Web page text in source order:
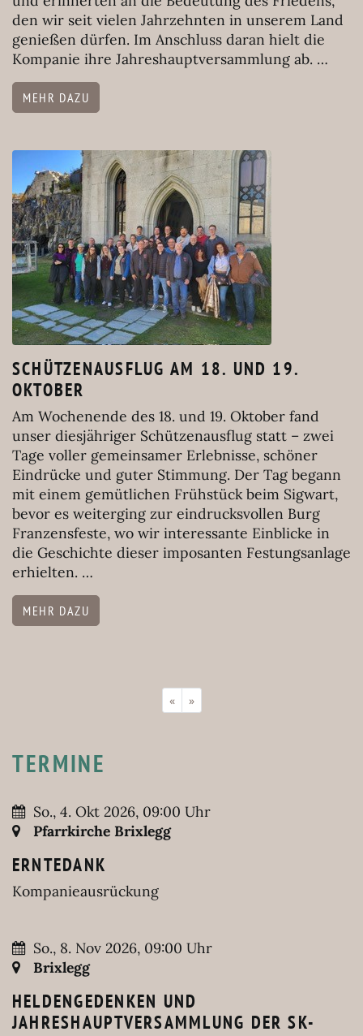
den wir seit vielen Jahrzehnten in unserem Land
genießen dürfen. Im Anschluss daran hielt die
Kompanie ihre Jahreshauptversammlung ab. …
MEHR DAZU
SCHÜTZENAUSFLUG AM 18. UND 19.
OKTOBER
Am Wochenende des 18. und 19. Oktober fand
unser diesjähriger Schützenausflug statt – zwei
Tage voller gemeinsamer Erlebnisse, schöner
Eindrücke und guter Stimmung. Der Tag begann
mit einem gemütlichen Frühstück beim Sigwart,
bevor es weiterging zur eindrucksvollen Burg
Franzensfeste, wo wir interessante Einblicke in
die Geschichte dieser imposanten Festungsanlage
erhielten. …
MEHR DAZU
« »
TERMINE
So., 4. Okt 2026, 09:00 Uhr
Pfarrkirche Brixlegg
ERNTEDANK
Kompanieausrückung
So., 8. Nov 2026, 09:00 Uhr
Brixlegg
HELDENGEDENKEN UND
JAHRESHAUPTVERSAMMLUNG DER SK-